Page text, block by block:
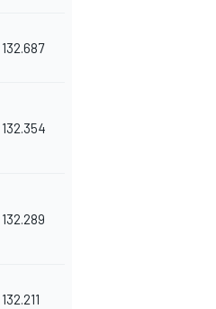
132.687
132.354
132.289
132.211